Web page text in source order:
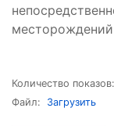
Количество
Файл: Загрузить